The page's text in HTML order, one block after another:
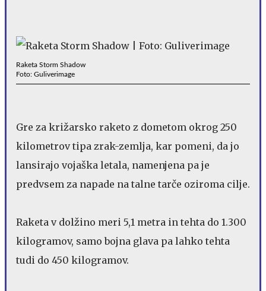
Raketa Storm Shadow
Foto: Guliverimage
Gre za križarsko raketo z dometom okrog 250
kilometrov tipa zrak-zemlja, kar pomeni, da jo
lansirajo vojaška letala, namenjena pa je
predvsem za napade na talne tarče oziroma cilje.
Raketa v dolžino meri 5,1 metra in tehta do 1.300
kilogramov, samo bojna glava pa lahko tehta
tudi do 450 kilogramov.